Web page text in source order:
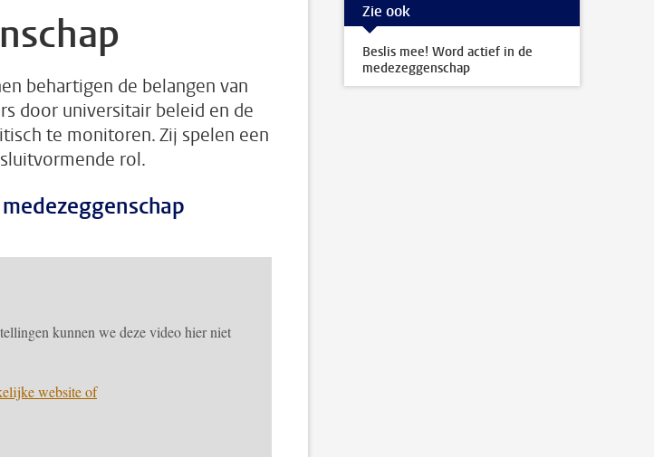
behartigen de belangen van
door universitair beleid en de
te monitoren. Zij spelen een
rol.
kunnen we deze video hier niet
website of
Zie ook
Beslis mee! Word actief in de
medezeggenschap